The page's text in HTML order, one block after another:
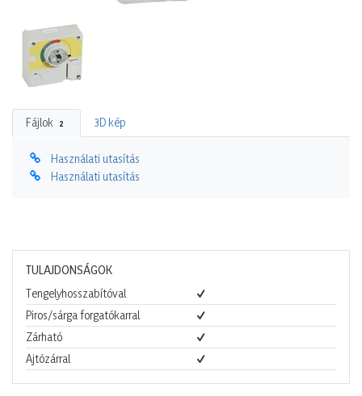
Fájlok 2 3D kép
Használati utasítás
Használati utasítás
TULAJDONSÁGOK
Tengelyhosszabítóval
Piros/sárga forgatókarral
Zárható
Ajtózárral